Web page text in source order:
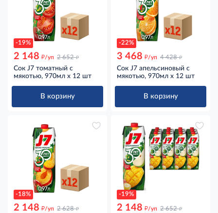
-19%
2 148 д/уп 2 652 д
Сок J7 томатный с
мякотью, 970мл x 12 шт
В корзину
-22%
3 468 д/уп 4 428 д
Сок J7 апельсиновый с
мякотью, 970мл x 12 шт
В корзину
-18%
2 148 д/уп 2 628 д
-19%
2 148 д/уп 2 652 д